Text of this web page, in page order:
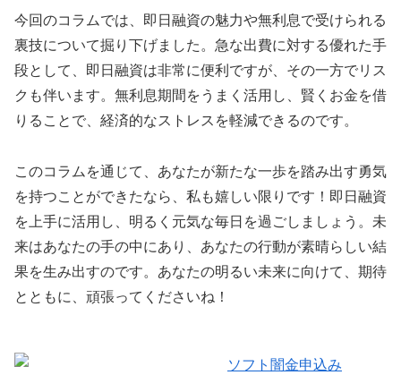
今回のコラムでは、即日融資の魅力や無利息で受けられる
裏技について掘り下げました。急な出費に対する優れた手
段として、即日融資は非常に便利ですが、その一方でリス
クも伴います。無利息期間をうまく活用し、賢くお金を借
りることで、経済的なストレスを軽減できるのです。
このコラムを通じて、あなたが新たな一歩を踏み出す勇気
を持つことができたなら、私も嬉しい限りです！即日融資
を上手に活用し、明るく元気な毎日を過ごしましょう。未
来はあなたの手の中にあり、あなたの行動が素晴らしい結
果を生み出すのです。あなたの明るい未来に向けて、期待
とともに、頑張ってくださいね！